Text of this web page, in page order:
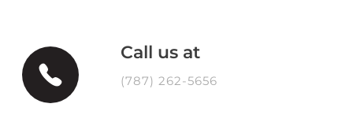
Call us at
(787) 262-5656